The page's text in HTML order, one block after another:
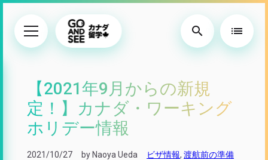
search list
【2021年9月からの新規
定！】カナダ・ワーキング
ホリデー情報
2021/10/27 by Naoya Ueda ビザ情報, 渡航前の準備